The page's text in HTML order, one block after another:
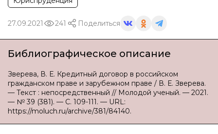
27.09.2021 241 Поделиться
Библиографическое описание
Зверева, В. Е. Кредитный договор в российском
гражданском праве и зарубежном праве / В. Е. Зверева.
— Текст : непосредственный // Молодой ученый. — 2021.
— № 39 (381). — С. 109-111. — URL:
https://moluch.ru/archive/381/84140.